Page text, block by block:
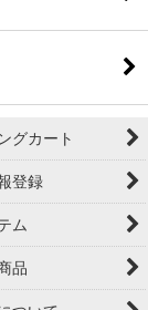
グカート
登録
ム
品